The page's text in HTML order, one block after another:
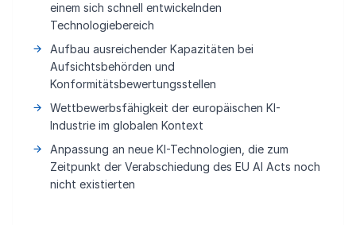
einem sich schnell entwickelnden
Technologiebereich
Aufbau ausreichender Kapazitäten bei
Aufsichtsbehörden und
Konformitätsbewertungsstellen
Wettbewerbsfähigkeit der europäischen KI-
Industrie im globalen Kontext
Anpassung an neue KI-Technologien, die zum
Zeitpunkt der Verabschiedung des EU AI Acts noch
nicht existierten